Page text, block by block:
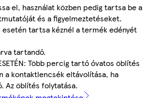
el, használat közben pedig tartsa be a
és a figyelmeztetéseket.
tartsa kéznél a termék edényét
tartandó.
ESETÉN: Több percig tartó óvatos öblítés
a kontaktlencsék eltávolítása, ha
Az öblítés folytatása.